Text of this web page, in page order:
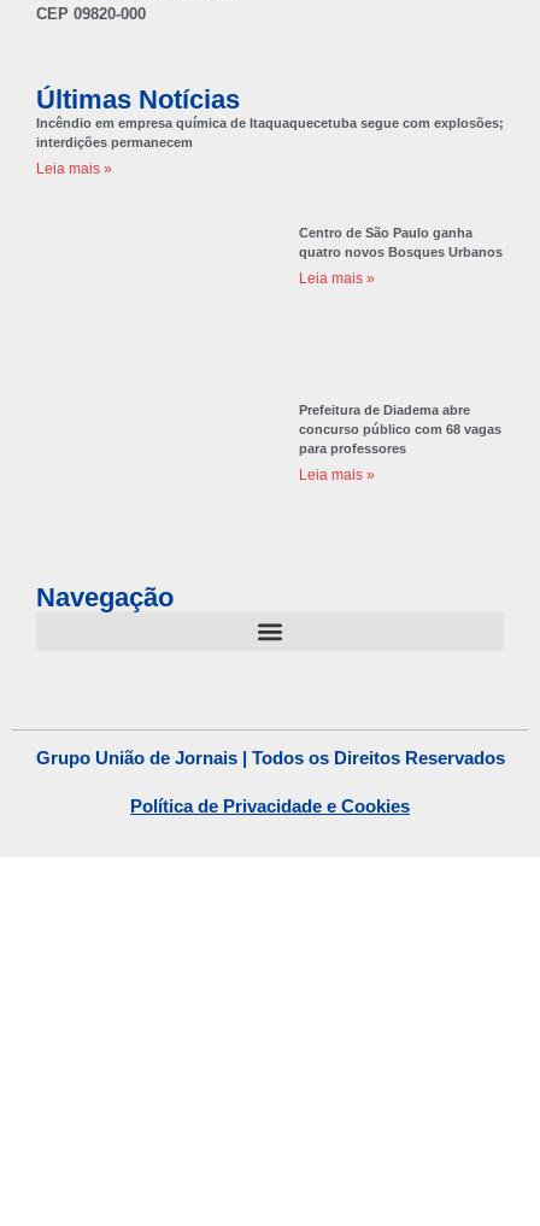
CEP 09820-000
Últimas Notícias
Incêndio em empresa química de Itaquaquecetuba segue com explosões;
interdições permanecem
Leia mais »
Centro de São Paulo ganha
quatro novos Bosques Urbanos
Leia mais »
Prefeitura de Diadema abre
concurso público com 68 vagas
para professores
Leia mais »
Navegação
Grupo União de Jornais | Todos os Direitos Reservados
Política de Privacidade e Cookies